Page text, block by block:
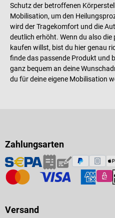
Schutz der betroffenen
Mobilisation, um den
wird der Tragekomfort und die
deutlich erhöht. Wenn du also
kaufen willst, bist du hier genau
finde das passende Produkt und
ganz bequem an deine
du für deine eigene Mobilisation
Zahlungsarten
Versand